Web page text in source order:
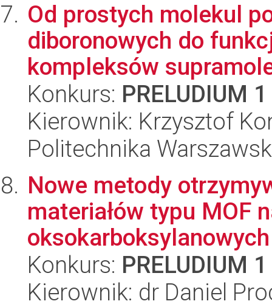
Od prostych molekul
diboronowych do
kompleksów
Konkurs: PRELUDIUM 1
Kierownik: Krzysztof
Politechnika
Nowe metody
materiałów typu MOF
Konkurs: PRELUDIUM 1
Kierownik: dr Daniel